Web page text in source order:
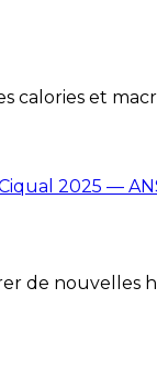
calories et
2025 —
de nouvelles